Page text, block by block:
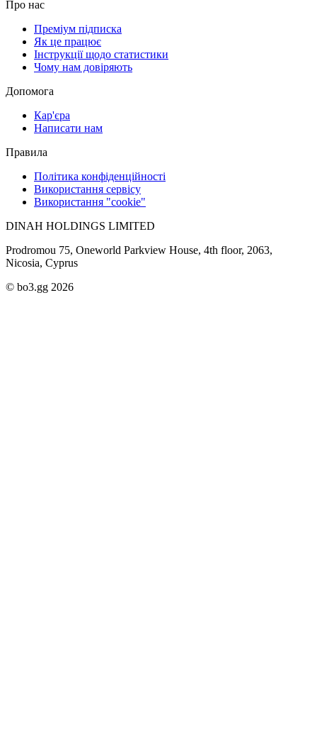
Про нас
Преміум підписка
Як це працює
Інструкції щодо статистики
Чому нам довіряють
Допомога
Кар'єра
Написати нам
Правила
Політика конфіденційності
Використання сервісу
Використання "cookie"
DINAH HOLDINGS LIMITED
Prodromou 75, Oneworld Parkview House, 4th floor, 2063,
Nicosia, Cyprus
© bo3.gg 2026